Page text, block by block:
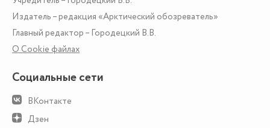
Издатель – редакция «Арктический обозреватель»
Главный редактор – Городецкий В.В.
О Сookie файлах
Социальные сети
ВКонтакте
Дзен